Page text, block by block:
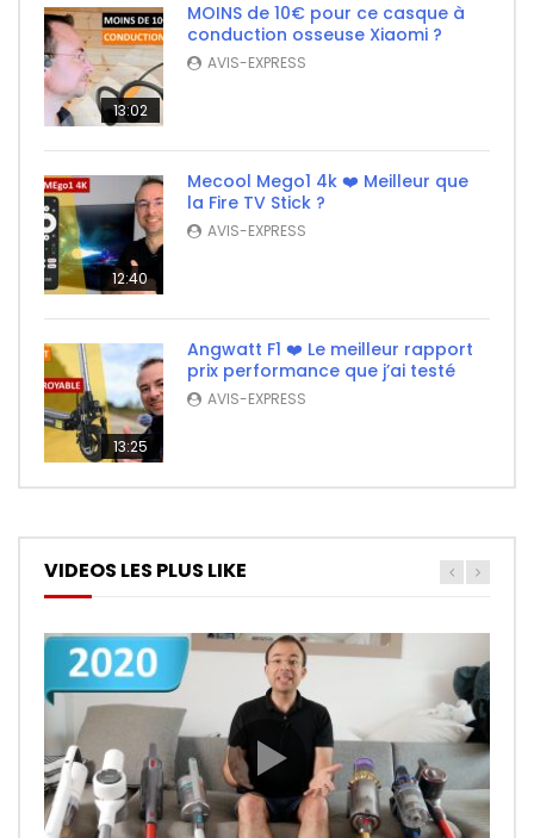
13:02
MOINS de 10€ pour ce casque à
conduction osseuse Xiaomi ?
AVIS-EXPRESS
12:40
Mecool Mego1 4k ❤️ Meilleur que
la Fire TV Stick ?
AVIS-EXPRESS
13:25
Angwatt F1 ❤️ Le meilleur rapport
prix performance que j’ai testé
AVIS-EXPRESS
VIDEOS LES PLUS LIKE